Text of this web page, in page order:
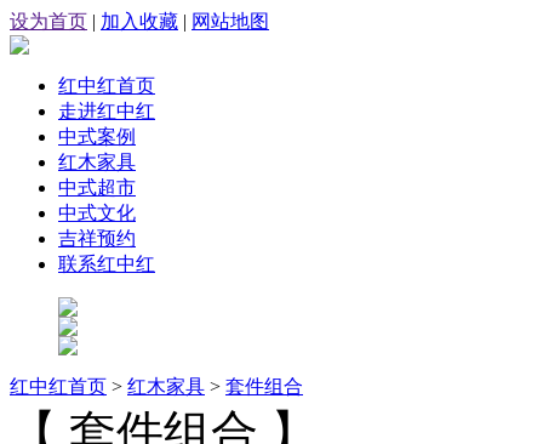
设为首页 | 加入收藏 | 网站地图
红中红首页
走进红中红
中式案例
红木家具
中式超市
中式文化
吉祥预约
联系红中红
红中红首页 > 红木家具 > 套件组合
【 套件组合 】